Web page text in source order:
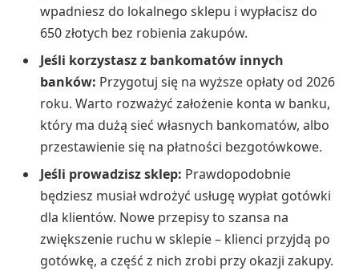
wpadniesz do lokalnego sklepu i wypłacisz do
650 złotych bez robienia zakupów.
Jeśli korzystasz z bankomatów innych
banków: Przygotuj się na wyższe opłaty od 2026
roku. Warto rozważyć założenie konta w banku,
który ma dużą sieć własnych bankomatów, albo
przestawienie się na płatności bezgotówkowe.
Jeśli prowadzisz sklep: Prawdopodobnie
będziesz musiał wdrożyć usługę wypłat gotówki
dla klientów. Nowe przepisy to szansa na
zwiększenie ruchu w sklepie – klienci przyjdą po
gotówkę, a część z nich zrobi przy okazji zakupy.